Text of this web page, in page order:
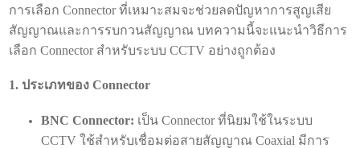
การเลือก Connector ที่เหมาะสมจะช่วยลดปัญหาการสูญเสีย
สัญญาณและการรบกวนสัญญาณ บทความนี้จะแนะนำวิธีการ
เลือก Connector สำหรับระบบ CCTV อย่างถูกต้อง
1. ประเภทของ Connector
BNC Connector: เป็น Connector ที่นิยมใช้ในระบบ
CCTV ใช้สำหรับเชื่อมต่อสายสัญญาณ Coaxial มีการ